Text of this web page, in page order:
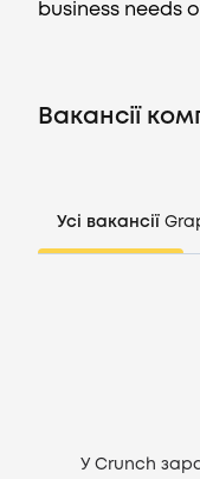
business needs
Вакансії
Усі вакансії
У Crunch